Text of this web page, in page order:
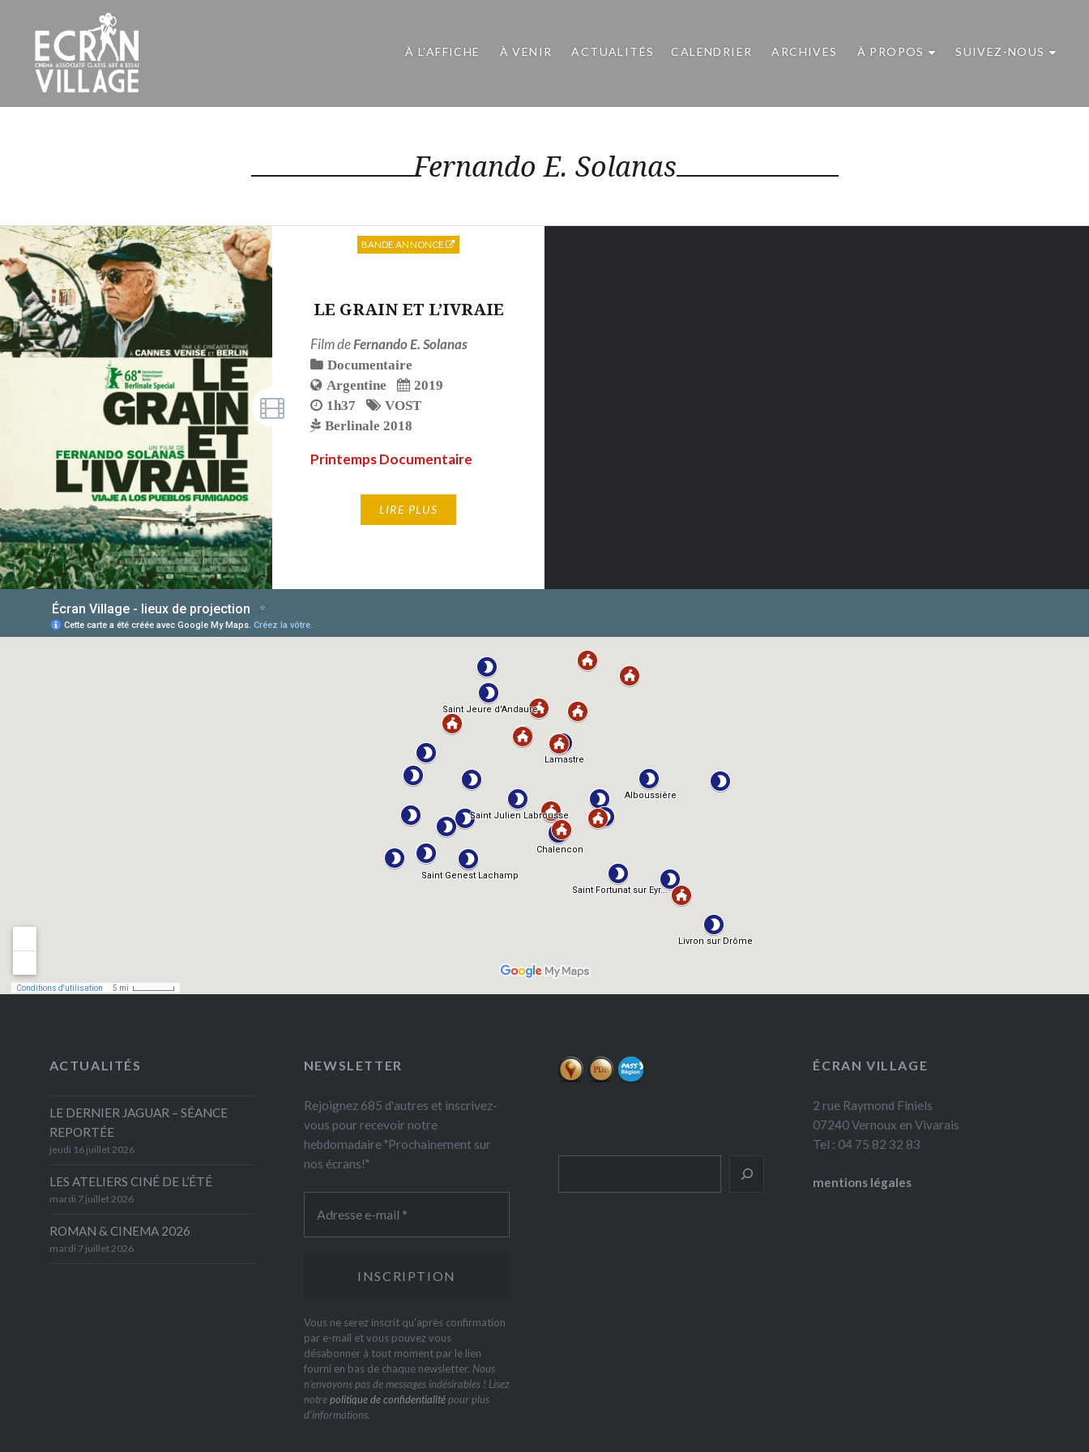
contenu
principal
ÉCRAN VILLAGE
À L’AFFICHE À VENIR ACTUALITÉS CALENDRIER ARCHIVES À PROPOS SUIVEZ-NOUS
Fernando E. Solanas
LE GRAIN ET L’IVRAIE
Film deFernando E. Solanas
Documentaire
Argentine
2019
1h37
VOST
Berlinale 2018
Printemps Documentaire
LIRE PLUS
BANDE ANNONCE
ACTUALITÉS
LE DERNIER JAGUAR – SÉANCE
REPORTÉE
jeudi 16 juillet 2026
LES ATELIERS CINÉ DE L’ÉTÉ
mardi 7 juillet 2026
ROMAN & CINEMA 2026
mardi 7 juillet 2026
NEWSLETTER
Rejoignez 685 d'autres et inscrivez-
vous pour recevoir notre
hebdomadaire "Prochainement sur
nos écrans!"
Vous ne serez inscrit qu'après confirmation
par e-mail et vous pouvez vous
désabonner à tout moment par le lien
fourni en bas de chaque newsletter. Nous
n’envoyons pas de messages indésirables ! Lisez
notrepolitique de confidentialitépour plus
d’informations.
ÉCRAN VILLAGE
2 rue Raymond Finiels
07240 Vernoux en Vivarais
Tel : 04 75 82 32 83
mentions légales